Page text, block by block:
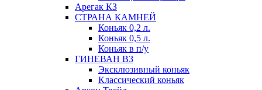
Арегак КЗ
СТРАНА КАМНЕЙ
Коньяк 0,2 л.
Коньяк 0,5 л.
Коньяк в п/у
ГИНЕВАН ВЗ
Эксклюзивный коньяк
Классический коньяк